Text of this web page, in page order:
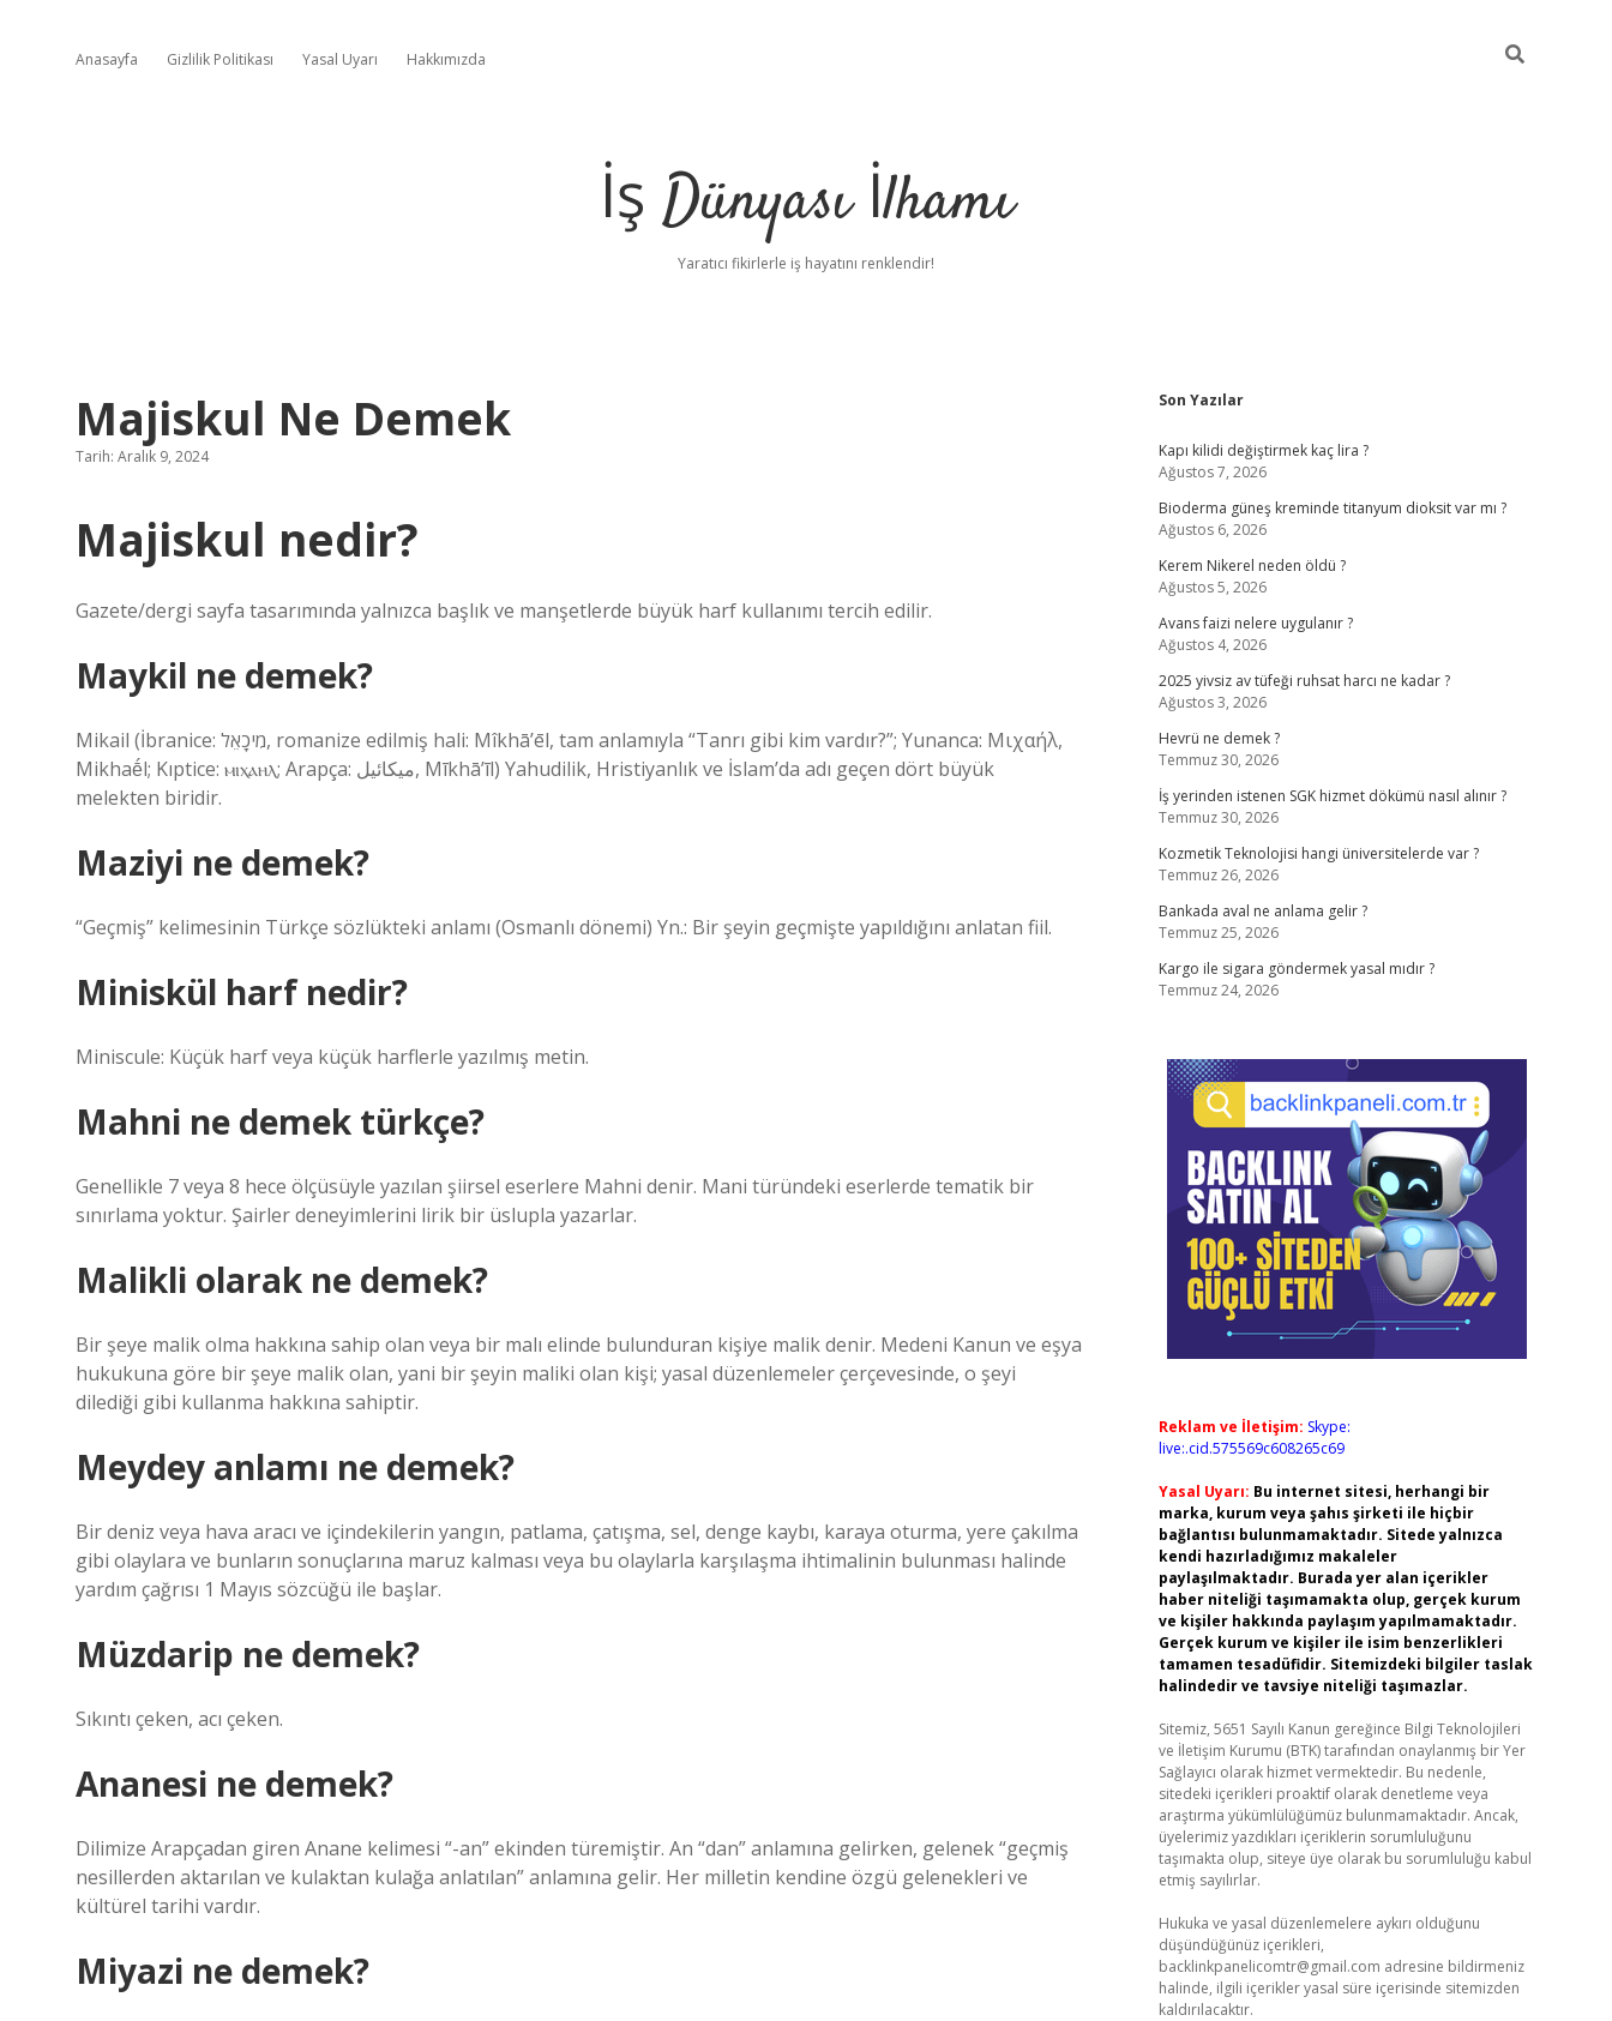
Anasayfa Gizlilik Politikası Yasal Uyarı Hakkımızda
İş Dünyası İlhamı
Yaratıcı fikirlerle iş hayatını renklendir!
Majiskul Ne Demek
Tarih: Aralık 9, 2024
Majiskul nedir?
Gazete/dergi sayfa tasarımında yalnızca başlık ve manşetlerde büyük harf kullanımı tercih edilir.
Maykil ne demek?
Mikail (İbranice: מִיכָאֵל‎, romanize edilmiş hali: Mîkhā’ēl, tam anlamıyla “Tanrı gibi kim vardır?”; Yunanca: Μιχαήλ,
Mikhaḗl; Kıptice: ⲙⲓⲭⲁⲏⲗ; Arapça: ميكائيل, Mīkhā’īl) Yahudilik, Hristiyanlık ve İslam’da adı geçen dört büyük
melekten biridir.
Maziyi ne demek?
“Geçmiş” kelimesinin Türkçe sözlükteki anlamı (Osmanlı dönemi) Yn.: Bir şeyin geçmişte yapıldığını anlatan fiil.
Miniskül harf nedir?
Miniscule: Küçük harf veya küçük harflerle yazılmış metin.
Mahni ne demek türkçe?
Genellikle 7 veya 8 hece ölçüsüyle yazılan şiirsel eserlere Mahni denir. Mani türündeki eserlerde tematik bir
sınırlama yoktur. Şairler deneyimlerini lirik bir üslupla yazarlar.
Malikli olarak ne demek?
Bir şeye malik olma hakkına sahip olan veya bir malı elinde bulunduran kişiye malik denir. Medeni Kanun ve eşya
hukukuna göre bir şeye malik olan, yani bir şeyin maliki olan kişi; yasal düzenlemeler çerçevesinde, o şeyi
dilediği gibi kullanma hakkına sahiptir.
Meydey anlamı ne demek?
Bir deniz veya hava aracı ve içindekilerin yangın, patlama, çatışma, sel, denge kaybı, karaya oturma, yere çakılma
gibi olaylara ve bunların sonuçlarına maruz kalması veya bu olaylarla karşılaşma ihtimalinin bulunması halinde
yardım çağrısı 1 Mayıs sözcüğü ile başlar.
Müzdarip ne demek?
Sıkıntı çeken, acı çeken.
Ananesi ne demek?
Dilimize Arapçadan giren Anane kelimesi “-an” ekinden türemiştir. An “dan” anlamına gelirken, gelenek “geçmiş
nesillerden aktarılan ve kulaktan kulağa anlatılan” anlamına gelir. Her milletin kendine özgü gelenekleri ve
kültürel tarihi vardır.
Miyazi ne demek?
Sidebar
Son Yazılar
Kapı kilidi değiştirmek kaç lira ?
Ağustos 7, 2026
Bioderma güneş kreminde titanyum dioksit var mı ?
Ağustos 6, 2026
Kerem Nikerel neden öldü ?
Ağustos 5, 2026
Avans faizi nelere uygulanır ?
Ağustos 4, 2026
2025 yivsiz av tüfeği ruhsat harcı ne kadar ?
Ağustos 3, 2026
Hevrü ne demek ?
Temmuz 30, 2026
İş yerinden istenen SGK hizmet dökümü nasıl alınır ?
Temmuz 30, 2026
Kozmetik Teknolojisi hangi üniversitelerde var ?
Temmuz 26, 2026
Bankada aval ne anlama gelir ?
Temmuz 25, 2026
Kargo ile sigara göndermek yasal mıdır ?
Temmuz 24, 2026
Reklam ve İletişim: Skype:
live:.cid.575569c608265c69
Yasal Uyarı: Bu internet sitesi, herhangi bir
marka, kurum veya şahıs şirketi ile hiçbir
bağlantısı bulunmamaktadır. Sitede yalnızca
kendi hazırladığımız makaleler
paylaşılmaktadır. Burada yer alan içerikler
haber niteliği taşımamakta olup, gerçek kurum
ve kişiler hakkında paylaşım yapılmamaktadır.
Gerçek kurum ve kişiler ile isim benzerlikleri
tamamen tesadüfidir. Sitemizdeki bilgiler taslak
halindedir ve tavsiye niteliği taşımazlar.
Sitemiz, 5651 Sayılı Kanun gereğince Bilgi Teknolojileri
ve İletişim Kurumu (BTK) tarafından onaylanmış bir Yer
Sağlayıcı olarak hizmet vermektedir. Bu nedenle,
sitedeki içerikleri proaktif olarak denetleme veya
araştırma yükümlülüğümüz bulunmamaktadır. Ancak,
üyelerimiz yazdıkları içeriklerin sorumluluğunu
taşımakta olup, siteye üye olarak bu sorumluluğu kabul
etmiş sayılırlar.
Hukuka ve yasal düzenlemelere aykırı olduğunu
düşündüğünüz içerikleri,
backlinkpanelicomtr@gmail.com adresine bildirmeniz
halinde, ilgili içerikler yasal süre içerisinde sitemizden
kaldırılacaktır.